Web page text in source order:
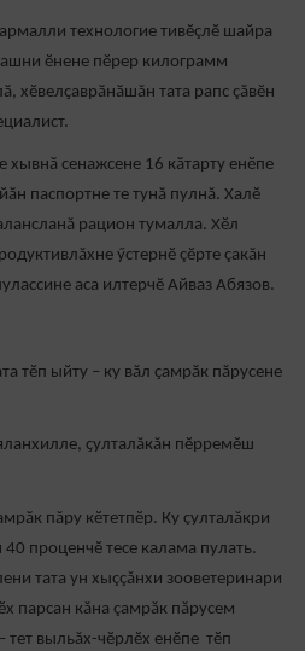
технологие тивӗçлӗ шайра
ӗнене пӗрер килограмм
хӗвелҫаврӑнӑшăн тата рапс çăвӗн
хывнӑ сенажсене 16 кӑтарту енӗпе
паспортне те тунӑ пулнă. Халӗ
рацион тумалла. Хӗл
ӳстернӗ çӗрте çакăн
аса илтерчӗ Айваз Абязов.
тӗп ыйту – ку вăл ҫамрӑк пăрусене
ҫулталăкăн пӗрремӗш
пăру кӗтетпӗр. Ку çулталăкри
проценчӗ тесе калама пулать.
тата ун хыççăнхи зооветеринари
парсан кăна çамрăк пăрусем
тет выльăх-чӗрлӗх енӗпе тӗп